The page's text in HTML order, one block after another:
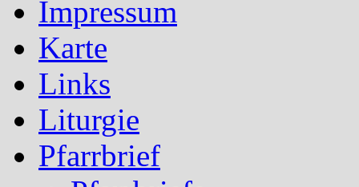
Impressum
Karte
Links
Liturgie
Pfarrbrief